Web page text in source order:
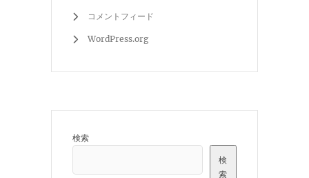
コメントフィード
WordPress.org
検索
検
索